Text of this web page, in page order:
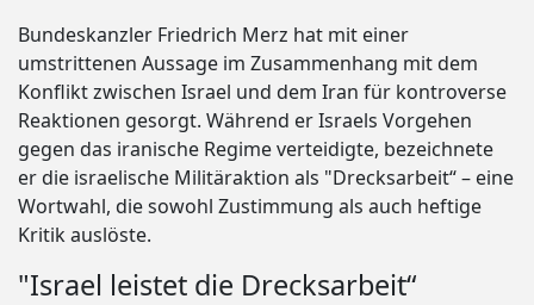
Bundeskanzler Friedrich Merz hat mit einer
umstrittenen Aussage im Zusammenhang mit dem
Konflikt zwischen Israel und dem Iran für kontroverse
Reaktionen gesorgt. Während er Israels Vorgehen
gegen das iranische Regime verteidigte, bezeichnete
er die israelische Militäraktion als "Drecksarbeit“ – eine
Wortwahl, die sowohl Zustimmung als auch heftige
Kritik auslöste.
"Israel leistet die Drecksarbeit“